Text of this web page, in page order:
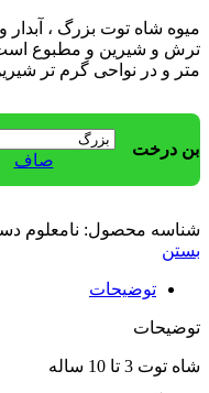
میوه شاه توت بزرگ ، آبدار
متر و در نواحی گرم تر
بن درخت
صاف
شناسه محصول: نامعلوم
بستن
توضیحات
توضیحات
شاه توت 3 تا 10 ساله